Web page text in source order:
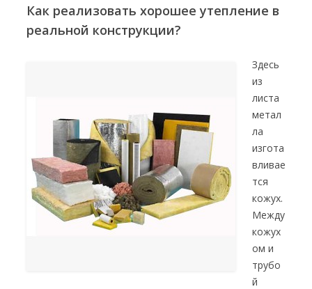
Как реализовать хорошее утепление в
реальной конструкции?
Здесь
из
листа
метал
ла
изгота
вливае
тся
кожух.
Между
кожух
ом и
трубо
й